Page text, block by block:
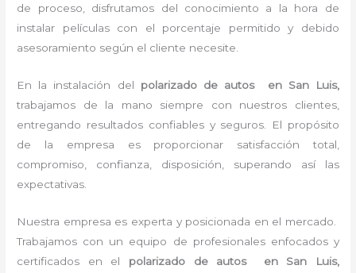
de proceso, disfrutamos del conocimiento a la hora de
instalar películas con el porcentaje permitido y debido
asesoramiento según el cliente necesite.
En la instalación del polarizado de autos
en San Luis,
trabajamos de la mano siempre con nuestros clientes,
entregando resultados confiables y seguros. El propósito
de la empresa es proporcionar satisfacción total,
compromiso, confianza, disposición, superando así las
expectativas.
Nuestra empresa es experta y posicionada en el mercado.
Trabajamos con un equipo de profesionales enfocados y
certificados en el polarizado de autos en San Luis,